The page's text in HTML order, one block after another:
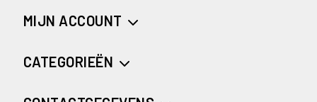
MIJN ACCOUNT
CATEGORIEËN